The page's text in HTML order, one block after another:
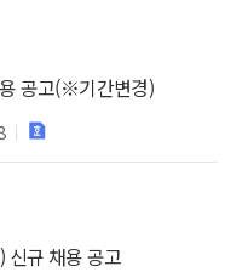
공고(※기간변경)
신규 채용 공고